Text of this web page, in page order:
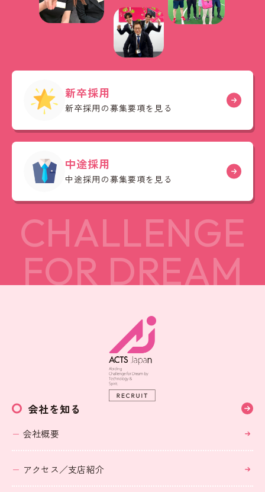
新卒採用
新卒採用の募集要項を見る
中途採用
中途採用の募集要項を見る
会社を知る
会社概要
アクセス／支店紹介